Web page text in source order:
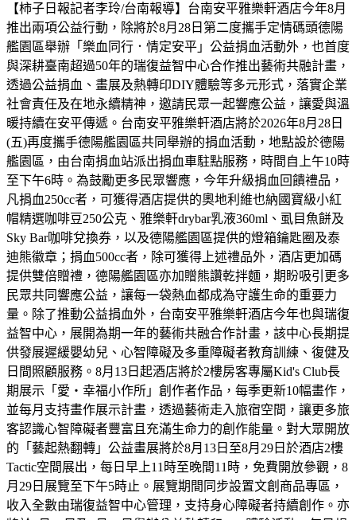
【柿子日報記者李玲/台南報導】台南安平雅樂軒酒店今年8月
推出兩項公益行動，除將於8月28日第二度攜手定情碼頭德陽
艦園區舉辦「樂血同行．情定安平」公益捐血活動外，也首度
與深耕臺南超過50年的瑞復益智中心合作推出藝術共融計畫，
透過公益捐血、畫展及熱轉印DIY體驗等多元形式，落實企業
社會責任及在地永續精神，邀請民眾一起響應公益，讓愛與溫
暖持續在安平傳遞。台南安平雅樂軒酒店將於2026年8月28日
(五)再度攜手德陽艦園區共同舉辦的捐血活動，地點設於德陽
艦園區，由台南捐血站派出捐血車駐點服務，時間自上午10時
至下午6時。為鼓勵更多民眾響應，今年升級捐血回饋禮品，
凡捐血250cc者，可獲得酒店提供的奧地利維也納國寶級小紅
帽精選咖啡豆250公克、雅樂軒drybar乳液360ml、虱目魚餅及
Sky Bar咖啡兌換券，以及德陽艦園區提供的燈箱鑰匙圈及泰
迪熊徽章；捐血500cc者，除可獲得上述禮品外，酒店更加碼
提供雙倍贈禮，德陽艦園區亦加贈熊讚乾拌麵，期盼吸引更多
民眾共同響應公益，讓每一袋熱血都成為守護生命的重要力
量。除了推動公益捐血外，台南安平雅樂軒酒店今年也與瑞復
益智中心，展開為期一年的藝術共融合作計畫，該中心長期提
供發展遲緩嬰幼兒、心智障礙及多重障礙者教育訓練、復健及
日間照顧服務。8月13日起酒店將於2樓房客專屬Kid's Club長
期展示「愛・幸福小作所」創作者作品，每季更新10幅畫作，
並每月支持畫作展示計畫，透過藝術走入旅宿空間，讓更多旅
客認識心智障礙者豐富且充滿生命力的創作能量。對大眾開放
的「藝起熱翻轉」公益畫展將於8月13日至8月29日於酒店2樓
Tactic空間展出，每日早上11時至晚間11時，免費開放參觀，8
月29日展覽至下午5時止。展覽期間同步設置文創商品專區，
收入全數由瑞復益智中心管理，支持身心障礙者持續創作。亦